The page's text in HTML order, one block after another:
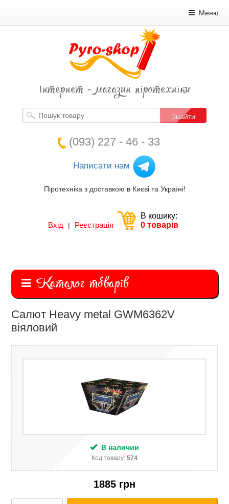
Меню
Інтернет - магазин піротехніки
Знайти
(093) 227 - 46 - 33
Написати нам
Піротехніка з доставкою в Києві та Україні!
Вхід | Реєстрація
В кошику:
0 товарів
Каталог товарів
Салют Heavy metal GWM6362V
віяловий
В наличии
Код товару: 574
1885 грн